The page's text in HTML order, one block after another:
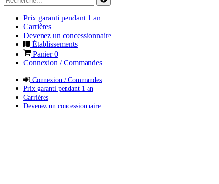
Prix garanti pendant 1 an
Carrières
Devenez un concessionnaire
Établissements
Panier0
Connexion / Commandes
Connexion / Commandes
Prix garanti pendant 1 an
Carrières
Devenez un concessionnaire